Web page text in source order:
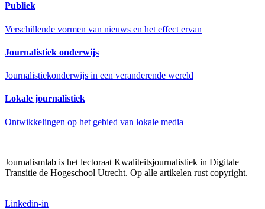
Publiek
Verschillende vormen van nieuws en het effect ervan
Journalistiek onderwijs
Journalistiekonderwijs in een veranderende wereld
Lokale journalistiek
Ontwikkelingen op het gebied van lokale media
Journalismlab is het lectoraat Kwaliteitsjournalistiek in Digitale
Transitie de Hogeschool Utrecht. Op alle artikelen rust copyright.
Linkedin-in